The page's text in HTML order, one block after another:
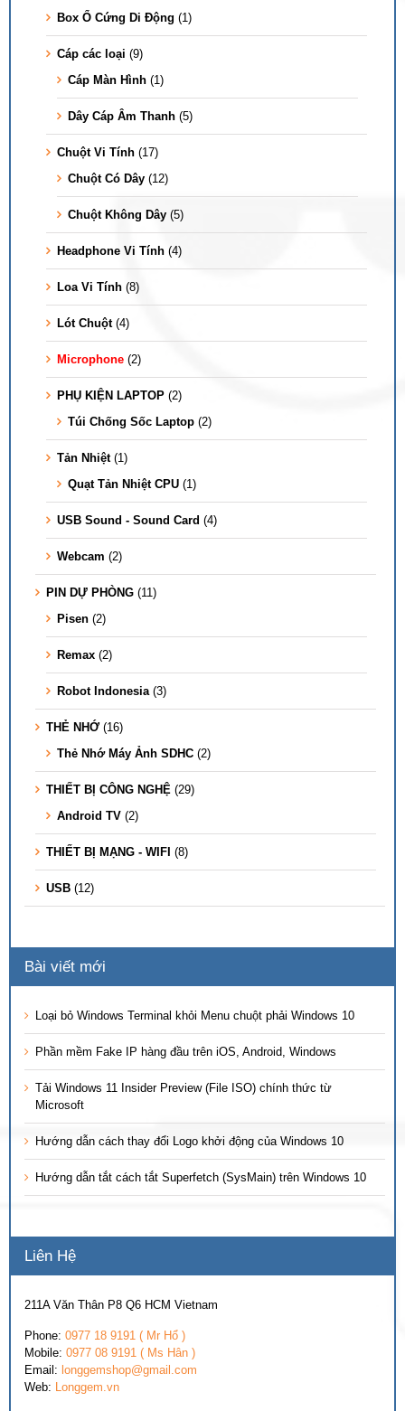
Box Ổ Cứng Di Động (1)
Cáp các loại (9)
Cáp Màn Hình (1)
Dây Cáp Âm Thanh (5)
Chuột Vi Tính (17)
Chuột Có Dây (12)
Chuột Không Dây (5)
Headphone Vi Tính (4)
Loa Vi Tính (8)
Lót Chuột (4)
Microphone (2)
PHỤ KIỆN LAPTOP (2)
Túi Chống Sốc Laptop (2)
Tản Nhiệt (1)
Quạt Tản Nhiệt CPU (1)
USB Sound - Sound Card (4)
Webcam (2)
PIN DỰ PHÒNG (11)
Pisen (2)
Remax (2)
Robot Indonesia (3)
THẺ NHỚ (16)
Thẻ Nhớ Máy Ảnh SDHC (2)
THIẾT BỊ CÔNG NGHỆ (29)
Android TV (2)
THIẾT BỊ MẠNG - WIFI (8)
USB (12)
Bài viết mới
Loại bỏ Windows Terminal khỏi Menu chuột phải Windows 10
Phần mềm Fake IP hàng đầu trên iOS, Android, Windows
Tải Windows 11 Insider Preview (File ISO) chính thức từ
Microsoft
Hướng dẫn cách thay đổi Logo khởi động của Windows 10
Hướng dẫn tắt cách tắt Superfetch (SysMain) trên Windows 10
Liên Hệ
211A Văn Thân P8 Q6 HCM Vietnam
Phone: 0977 18 9191 ( Mr Hổ )
Mobile: 0977 08 9191 ( Ms Hân )
Email: longgemshop@gmail.com
Web:
Longgem.vn